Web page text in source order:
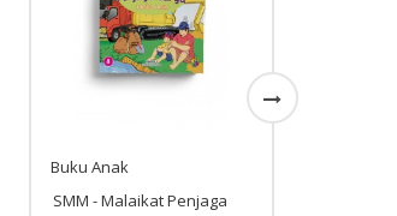
Buku Anak
Seri